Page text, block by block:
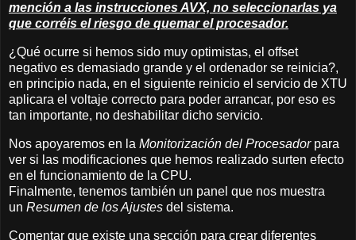
mención a las instrucciones AVX, no seleccionarlas ya
que corréis el riesgo de quemar el procesador.
¿Qué ocurre si hemos sido muy optimistas, el offset
negativo es demasiado grande y el ordenador se reinicia?,
en principio nada, en el siguiente reinicio el servicio de XTU
aplicara el voltaje correcto para poder arrancar, por eso es
tan importante, no deshabilitar dicho servicio.
Nos apoyaremos en la Monitorización del Procesadorpara
ver si las modificaciones que hemos realizado surten efecto
en el funcionamiento de la CPU.
Finalmente, tenemos también un panel que nos muestra
un Resumen de los Ajustes del sistema.
Comentar que existe una sección para crear diferentes